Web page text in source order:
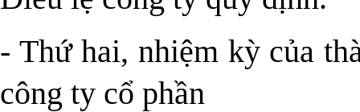
- Thứ hai, nhiệm kỳ của
công ty cổ phần